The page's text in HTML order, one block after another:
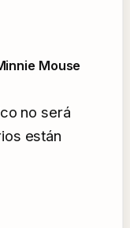
Mouse
no será
están